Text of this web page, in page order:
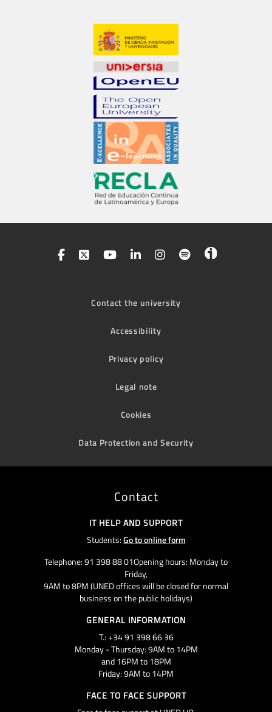
Contact the university
Accessibility
Privacy policy
Legal note
Cookies
Data Protection and Security
Contact
IT HELP AND SUPPORT
Students:Go to online form
Telephone: 91 398 88 01Opening hours: Monday to
Friday,
9AM to 8PM (UNED offices will be closed for normal
business on the public holidays)
GENERAL INFORMATION
T.: +34 91 398 66 36
Monday - Thursday: 9AM to 14PM
and 16PM to 18PM
Friday: 9AM to 14PM
FACE TO FACE SUPPORT